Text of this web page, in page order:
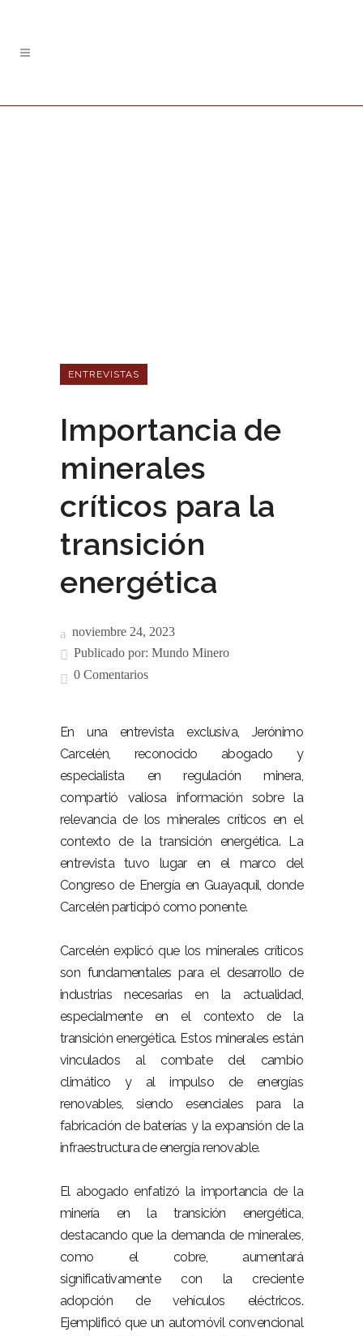
ENTREVISTAS
Importancia de
minerales
críticos para la
transición
energética
noviembre 24, 2023
Publicado por: Mundo Minero
0 Comentarios
En una entrevista exclusiva, Jerónimo
Carcelén, reconocido abogado y
especialista en regulación minera,
compartió valiosa información sobre la
relevancia de los minerales críticos en el
contexto de la transición energética. La
entrevista tuvo lugar en el marco del
Congreso de Energía en Guayaquil, donde
Carcelén participó como ponente.
Carcelén explicó que los minerales críticos
son fundamentales para el desarrollo de
industrias necesarias en la actualidad,
especialmente en el contexto de la
transición energética. Estos minerales están
vinculados al combate del cambio
climático y al impulso de energías
renovables, siendo esenciales para la
fabricación de baterías y la expansión de la
infraestructura de energía renovable.
El abogado enfatizó la importancia de la
minería en la transición energética,
destacando que la demanda de minerales,
como el cobre, aumentará
significativamente con la creciente
adopción de vehículos eléctricos.
Ejemplificó que un automóvil convencional